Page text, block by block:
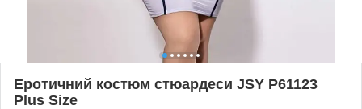
Еротичний костюм стюардеси JSY P61123
Plus Size